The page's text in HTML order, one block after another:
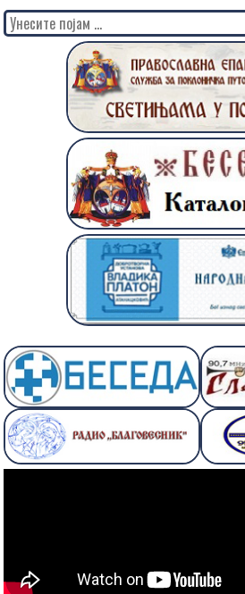
Search
for: